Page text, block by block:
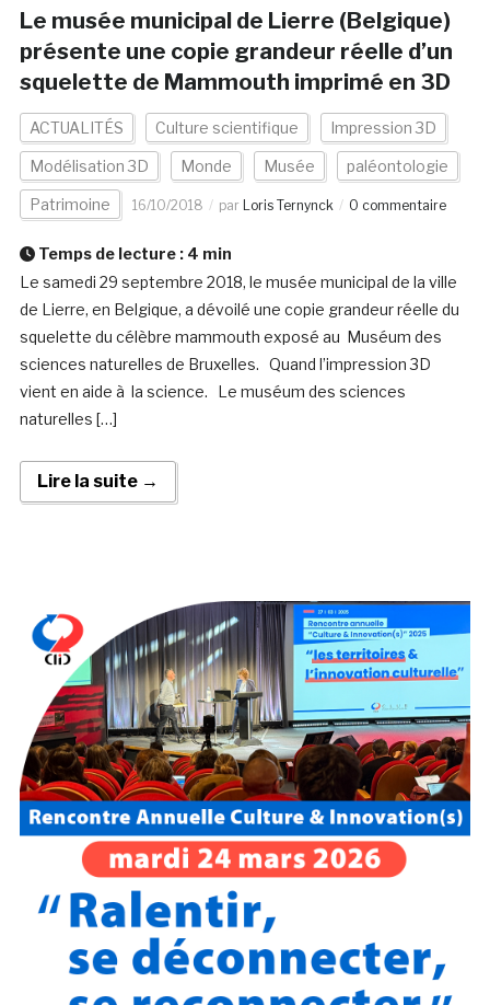
Le musée municipal de Lierre (Belgique)
présente une copie grandeur réelle d’un
squelette de Mammouth imprimé en 3D
ACTUALITÉS Culture scientifique Impression 3D
Modélisation 3D Monde Musée paléontologie
Patrimoine 16/10/2018 par Loris Ternynck 0 commentaire
Temps de lecture : 4 min
Le samedi 29 septembre 2018, le musée municipal de la ville
de Lierre, en Belgique, a dévoilé une copie grandeur réelle du
squelette du célèbre mammouth exposé au Muséum des
sciences naturelles de Bruxelles. Quand l’impression 3D
vient en aide à la science. Le muséum des sciences
naturelles […]
Lire la suite →